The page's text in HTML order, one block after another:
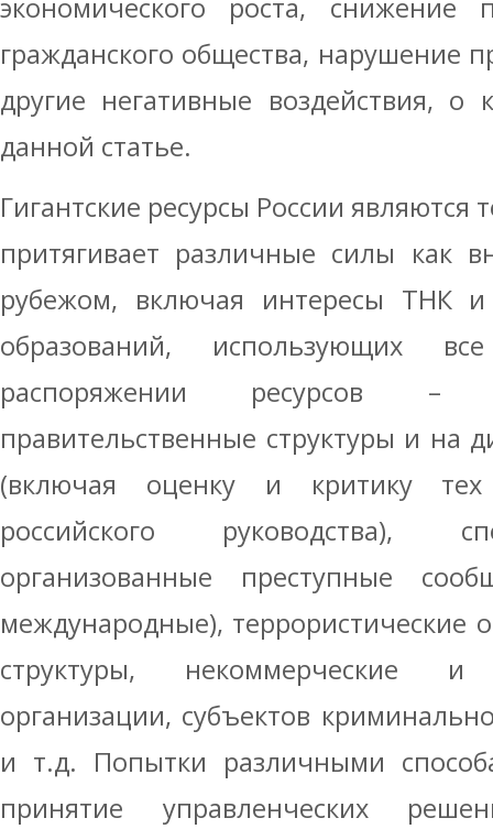
экономического роста, снижение
гражданского общества, нарушение
другие негативные воздействия,
данной статье.
Гигантские ресурсы России являются
притягивает различные силы как
рубежом, включая интересы ТНК и
образований, использующих
распоряжении ресурсов –
правительственные структуры и на
(включая оценку и критику
российского руководства),
организованные преступные
международные), террористические
структуры, некоммерческие и
организации, субъектов
и т.д. Попытки различными
принятие управленческих